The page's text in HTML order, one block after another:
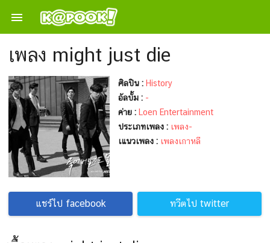

เพลง might just die
ศิลปิน : History
อัลบั้ม : -
ค่าย :
Loen Entertainment
ประเภทเพลง : เพลง-
เแนวเพลง : เพลงเกาหลี
แชร์ไป facebook ทวีตไป twitter